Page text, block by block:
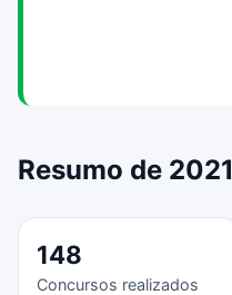
Resumo de 2021
148
Concursos realizados